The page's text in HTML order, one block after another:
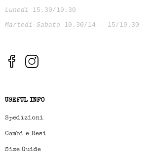
Lunedì 15.30/19.30
Martedì-Sabato 10.30/14 - 15/19.30
USEFUL INFO
Spedizioni
Cambi e Resi
Size Guide